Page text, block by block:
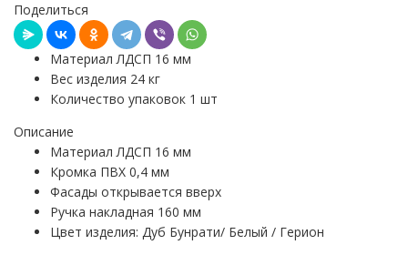
Поделиться
Материал ЛДСП 16 мм
Вес изделия 24 кг
Количество упаковок 1 шт
Описание
Материал ЛДСП 16 мм
Кромка ПВХ 0,4 мм
Фасады открывается вверх
Ручка накладная 160 мм
Цвет изделия: Дуб Бунрати/ Белый / Герион